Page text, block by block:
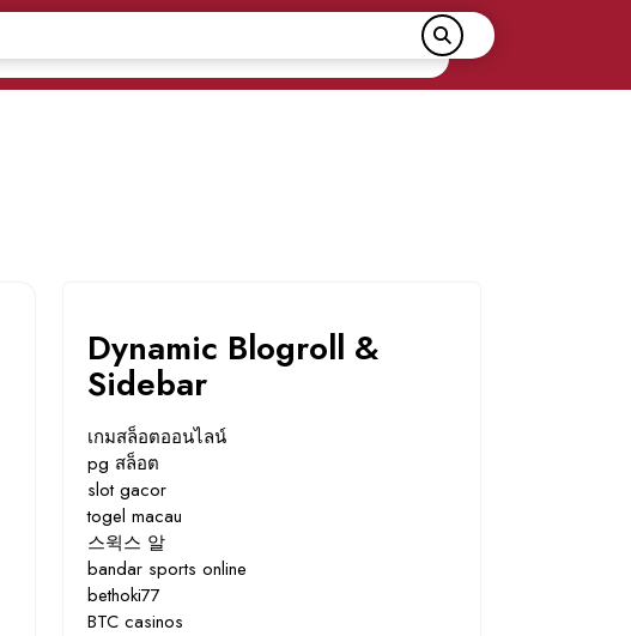
Dynamic Blogroll &
Sidebar
เกมสล็อตออนไลน์
pg สล็อต
slot gacor
togel macau
스윅스 알
bandar sports online
bethoki77
BTC casinos